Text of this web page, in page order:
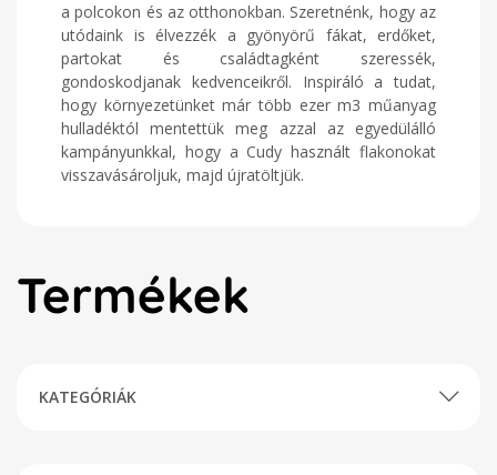
a polcokon és az otthonokban. Szeretnénk, hogy az
utódaink is élvezzék a gyönyörű fákat, erdőket,
partokat és családtagként szeressék,
gondoskodjanak kedvenceikről. Inspiráló a tudat,
hogy környezetünket már több ezer m3 műanyag
hulladéktól mentettük meg azzal az egyedülálló
kampányunkkal, hogy a Cudy használt flakonokat
visszavásároljuk, majd újratöltjük.
Termékek
KATEGÓRIÁK